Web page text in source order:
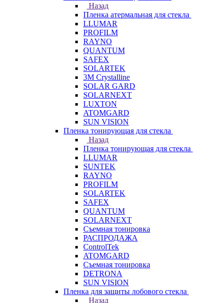
Назад
Пленка атермальная для стекла
LLUMAR
PROFILM
RAYNO
QUANTUM
SAFEX
SOLARTEK
3M Crystalline
SOLAR GARD
SOLARNEXT
LUXTON
ATOMGARD
SUN VISION
Пленка тонирующая для стекла
Назад
Пленка тонирующая для стекла
LLUMAR
SUNTEK
RAYNO
PROFILM
SOLARTEK
SAFEX
QUANTUM
SOLARNEXT
Съемная тонировка
РАСПРОДАЖА
ControlTek
ATOMGARD
Съемная тонировка
DETRONA
SUN VISION
Пленка для защиты лобового стекла
Назад